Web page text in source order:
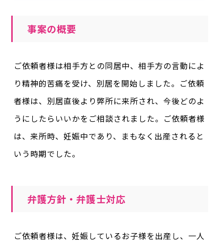
事案の概要
ご依頼者様は相手方との同居中、相手方の言動によ
り精神的苦痛を受け、別居を開始しました。ご依頼
者様は、別居直後より弊所に来所され、今後どのよ
うにしたらいいかをご相談されました。ご依頼者様
は、来所時、妊娠中であり、まもなく出産されると
いう時期でした。
弁護方針・弁護士対応
ご依頼者様は、妊娠しているお子様を出産し、一人